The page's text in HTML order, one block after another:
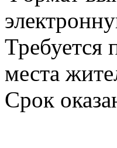
Требуется
места
Срок